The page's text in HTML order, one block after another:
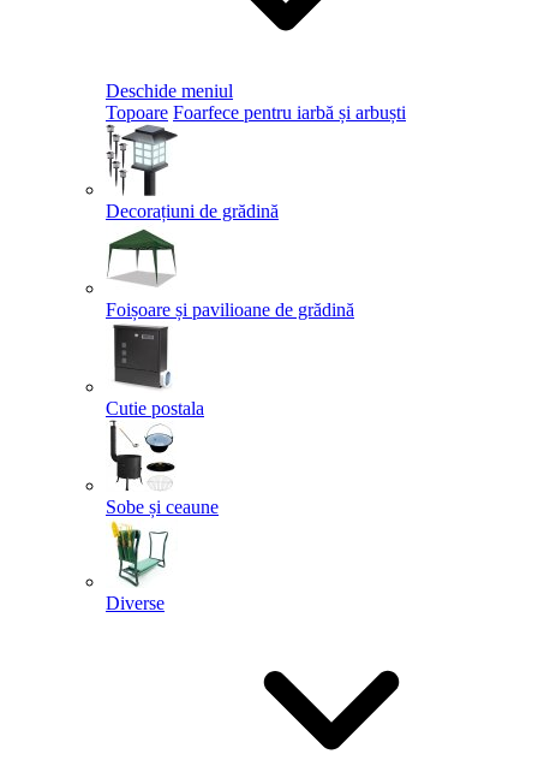
Deschide meniul
Topoare Foarfece pentru iarbă și arbuști
Decorațiuni de grădină
Foișoare și pavilioane de grădină
Cutie postala
Sobe și ceaune
Diverse